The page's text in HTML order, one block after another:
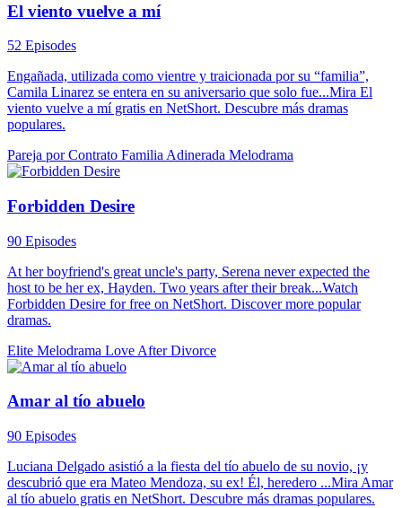
El viento vuelve a mí
52 Episodes
Engañada, utilizada como vientre y traicionada por su “familia”,
Camila Linarez se entera en su aniversario que solo fue...Mira El
viento vuelve a mí gratis en NetShort. Descubre más dramas
populares.
Pareja por Contrato Familia Adinerada Melodrama
Forbidden Desire
90 Episodes
At her boyfriend's great uncle's party, Serena never expected the
host to be her ex, Hayden. Two years after their break...Watch
Forbidden Desire for free on NetShort. Discover more popular
dramas.
Elite Melodrama Love After Divorce
Amar al tío abuelo
90 Episodes
Luciana Delgado asistió a la fiesta del tío abuelo de su novio, ¡y
descubrió que era Mateo Mendoza, su ex! Él, heredero ...Mira Amar
al tío abuelo gratis en NetShort. Descubre más dramas populares.